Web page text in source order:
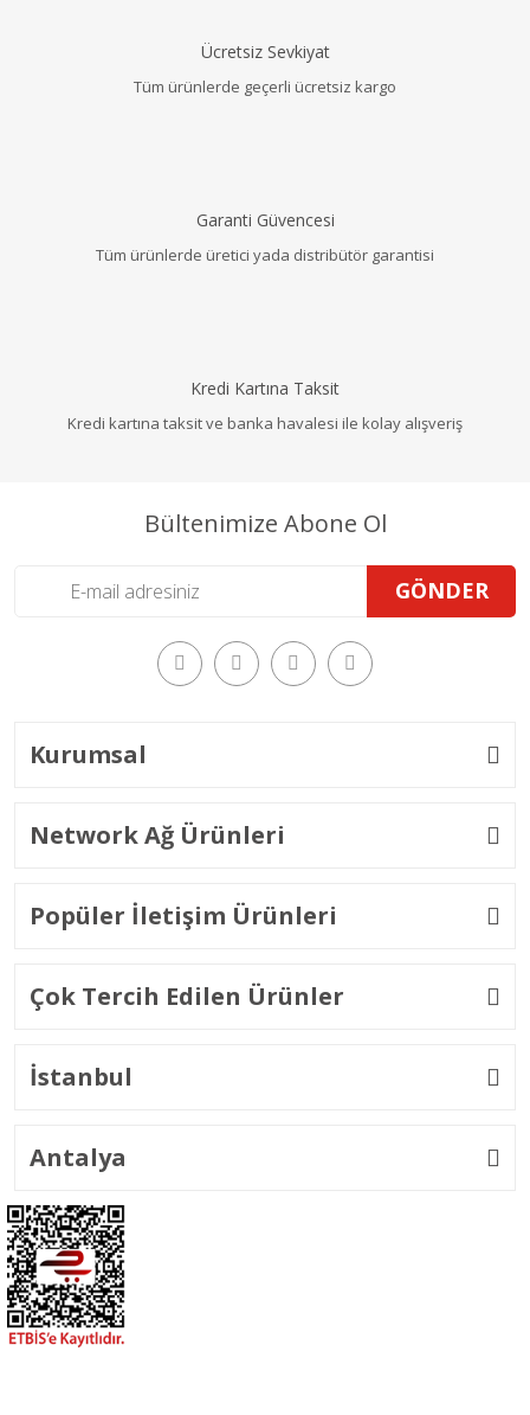
Ücretsiz Sevkiyat
Tüm ürünlerde geçerli ücretsiz kargo
Garanti Güvencesi
Tüm ürünlerde üretici yada distribütör garantisi
Kredi Kartına Taksit
Kredi kartına taksit ve banka havalesi ile kolay alışveriş
Bültenimize Abone Ol
GÖNDER
Kurumsal
Network Ağ Ürünleri
Popüler İletişim Ürünleri
Çok Tercih Edilen Ürünler
İstanbul
Antalya